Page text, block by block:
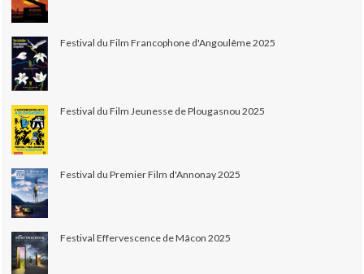
Festival du Film Francophone d'Angoulême 2025
Festival du Film Jeunesse de Plougasnou 2025
Festival du Premier Film d'Annonay 2025
Festival Effervescence de Mâcon 2025